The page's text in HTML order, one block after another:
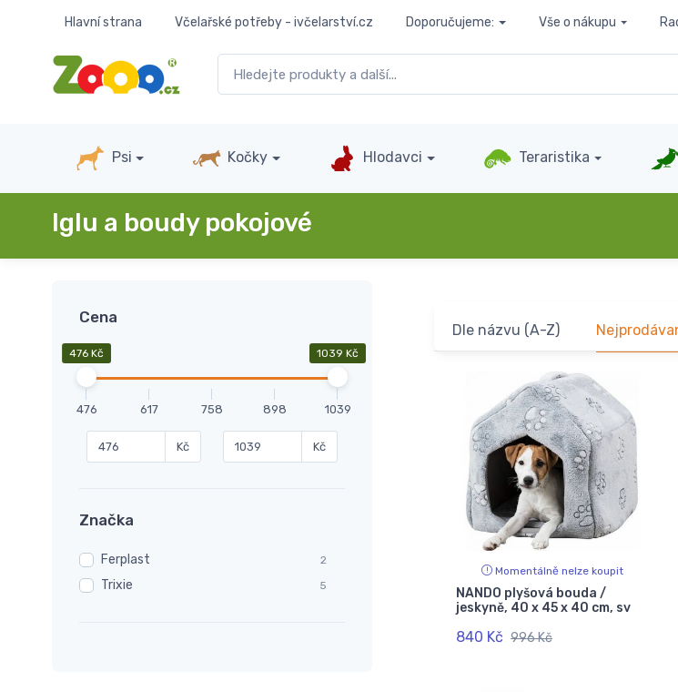
Hlavní strana Včelařské potřeby - ivčelarství.cz Doporučujeme: Vše o nákupu
Psi Kočky Hlodavci Teraristika
Iglu a boudy pokojové
Cena
476 Kč 1039 Kč
476 617 758 898 1039
Kč Kč
Značka
Ferplast 2
Trixie 5
Dle názvu (A-Z)
Momentálně nelze koupit
NANDO plyšová bouda /
jeskyně, 40 x 45 x 40 cm, sv
840 Kč 996 Kč